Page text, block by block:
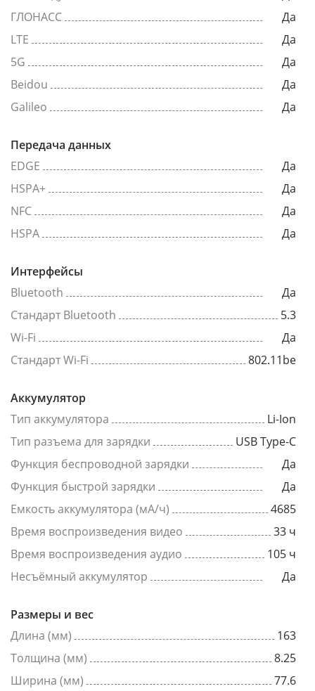
ГЛОНАСС
Да
LTE
Да
5G
Да
Beidou
Да
Galileo
Да
Передача данных
EDGE
Да
HSPA+
Да
NFC
Да
HSPA
Да
Интерфейсы
Bluetooth
Да
Стандарт Bluetooth
5.3
Wi-Fi
Да
Стандарт Wi-Fi
802.11be
Аккумулятор
Тип аккумулятора
Li-Ion
Тип разъема для зарядки
USB Type-C
Функция беспроводной зарядки
Да
Функция быстрой зарядки
Да
Емкость аккумулятора (мА/ч)
4685
Время воспроизведения видео
33 ч
Время воспроизведения аудио
105 ч
Несъёмный аккумулятор
Да
Размеры и вес
Длина (мм)
163
Толщина (мм)
8.25
Ширина (мм)
77.6